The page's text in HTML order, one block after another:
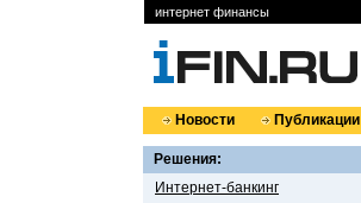
интернет финансы
Новости Публикации
Решения:
Интернет-банкинг